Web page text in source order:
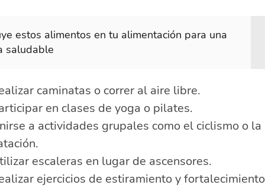
estos alimentos en tu alimentación para una
saludable
caminatas o correr al aire libre.
en clases de yoga o pilates.
a actividades grupales como el ciclismo o la
escaleras en lugar de ascensores.
ejercicios de estiramiento y